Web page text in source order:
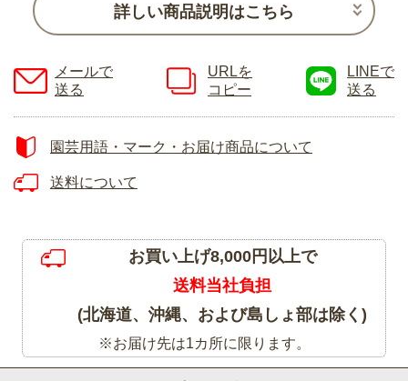
詳しい商品説明はこちら
メールで
送る
URLを
コピー
LINEで
送る
園芸用語・マーク・お届け商品について
送料について
お買い上げ8,000円以上で
送料当社負担
(北海道、沖縄、および島しょ部は除く)
※お届け先は1カ所に限ります。